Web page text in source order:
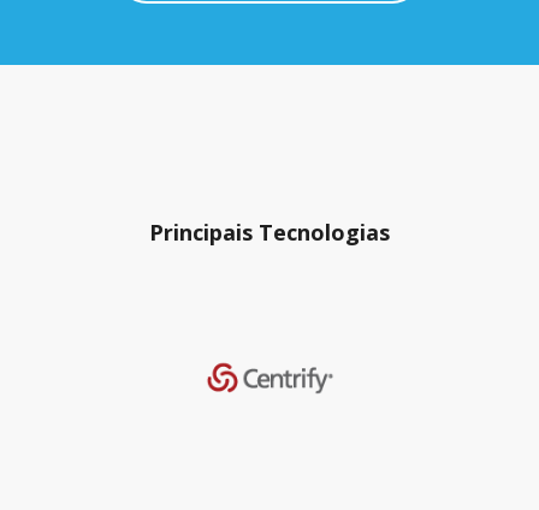
Principais Tecnologias